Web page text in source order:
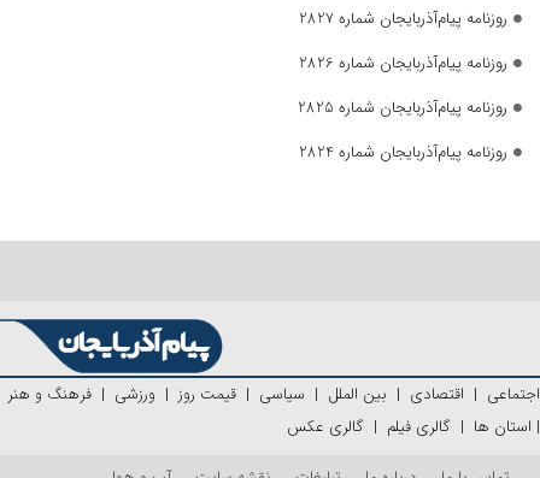
روزنامه پیام‌آذربایجان شماره 2827
روزنامه پیام‌آذربایجان شماره 2826
روزنامه پیام‌آذربایجان شماره 2825
روزنامه پیام‌آذربایجان شماره 2824
اجتماعی | اقتصادی | بین الملل | سیاسی | قیمت روز | ورزشی | فرهنگ و هنر
| استان ها | گالری فیلم | گالری عکس